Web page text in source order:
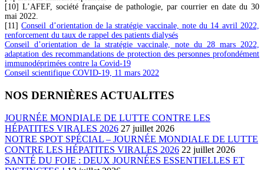
[10] L’AFEF, société française de pathologie, par courrier en date du 30
mai 2022.
[11]Conseil d’orientation de la stratégie vaccinale, note du 14 avril 2022,
renforcement du taux de rappel des patients dialysés
Conseil d’orientation de la stratégie vaccinale, note du 28 mars 2022,
adaptation des recommandations de protection des personnes profondément
immunodéprimées contre la Covid-19
Conseil scientifique COVID-19, 11 mars 2022
NOS DERNIÈRES ACTUALITES
JOURNÉE MONDIALE DE LUTTE CONTRE LES
HÉPATITES VIRALES 2026 27 juillet 2026
NOTRE SPOT SPÉCIAL – JOURNÉE MONDIALE DE LUTTE
CONTRE LES HÉPATITES VIRALES 2026 22 juillet 2026
SANTÉ DU FOIE : DEUX JOURNÉES ESSENTIELLES ET